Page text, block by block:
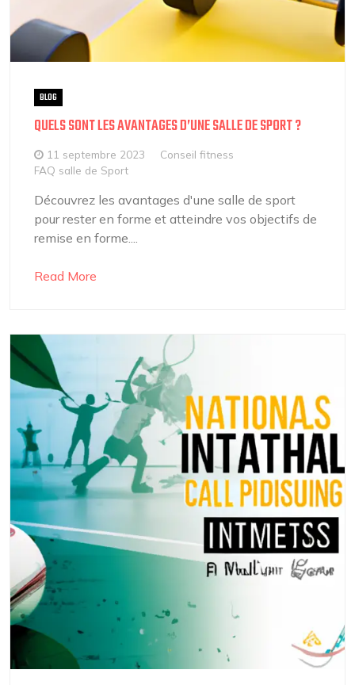
BLOG
QUELS SONT LES AVANTAGES D’UNE SALLE DE SPORT ?
11 septembre 2023
Conseil fitness
FAQ salle de Sport
Découvrez les avantages d'une salle de sport
pour rester en forme et atteindre vos objectifs de
remise en forme....
Read More